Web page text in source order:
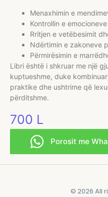
Menaxhimin e
Kontrollin e
Rritjen e vetëbesimit
Ndërtimin e zakoneve
Përmirësimin e
Libri është i shkruar me një
kuptueshme, duke
praktike dhe ushtrime që
përditshme.
700 L
Porosit me
© 2026 All